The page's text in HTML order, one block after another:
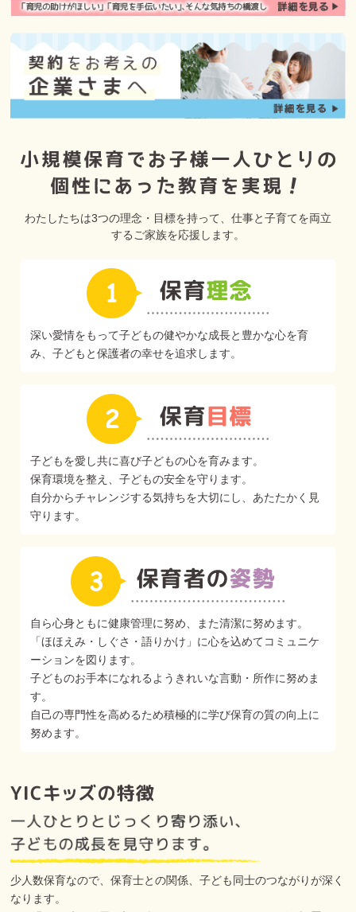
わたしたちは3つの理念・目標を持って、仕事と子育てを両立
するご家族を応援します。
深い愛情をもって子どもの健やかな成長と豊かな心を育
み、子どもと保護者の幸せを追求します。
子どもを愛し共に喜び子どもの心を育みます。
保育環境を整え、子どもの安全を守ります。
自分からチャレンジする気持ちを大切にし、あたたかく見
守ります。
自ら心身ともに健康管理に努め、また清潔に努めます。
「ほほえみ・しぐさ・語りかけ」に心を込めてコミュニケ
ーションを図ります。
子どものお手本になれるようきれいな言動・所作に努めま
す。
自己の専門性を高めるため積極的に学び保育の質の向上に
努めます。
少人数保育なので、保育士との関係、子ども同士のつながりが深く
なります。